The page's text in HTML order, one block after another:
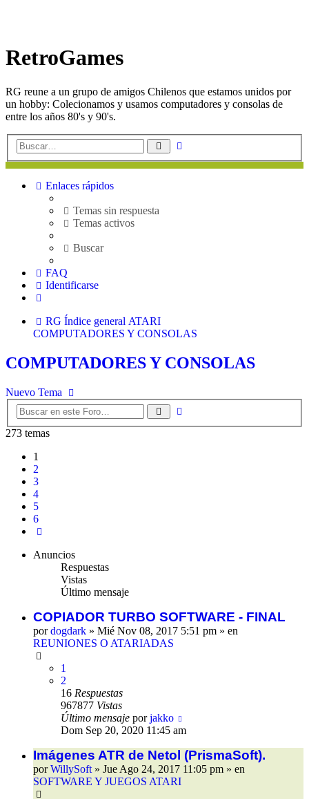
RetroGames
RG reune a un grupo de amigos Chilenos que estamos unidos por
un hobby: Colecionamos y usamos computadores y consolas de
entre los años 80's y 90's.
Buscar
avanzada
Enlaces rápidos
Temas sin respuesta
Temas activos
Buscar
FAQ
Identificarse
RG Índice general ATARI
COMPUTADORES Y CONSOLAS
COMPUTADORES Y CONSOLAS
Nuevo Tema
Buscar
273 temas
1
2
3
4
5
6
Anuncios
Respuestas
Vistas
Último mensaje
COPIADOR TURBO SOFTWARE - FINAL
pordogdark » Mié Nov 08, 2017 5:51 pm » en
REUNIONES O ATARIADAS
1
2
16 Respuestas
967877 Vistas
Último mensaje porjakko
Dom Sep 20, 2020 11:45 am
Imágenes ATR de Netol (PrismaSoft).
porWillySoft » Jue Ago 24, 2017 11:05 pm » en
SOFTWARE Y JUEGOS ATARI